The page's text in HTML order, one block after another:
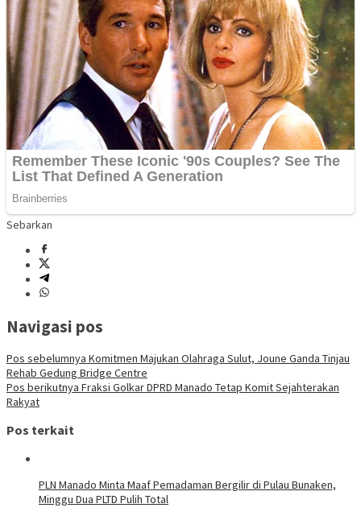
Sebarkan
Navigasi pos
Pos sebelumnya Komitmen Majukan Olahraga Sulut, Joune Ganda Tinjau
Rehab Gedung Bridge Centre
Pos berikutnya Fraksi Golkar DPRD Manado Tetap Komit Sejahterakan
Rakyat
Pos terkait
PLN Manado Minta Maaf Pemadaman Bergilir di Pulau Bunaken,
Minggu Dua PLTD Pulih Total